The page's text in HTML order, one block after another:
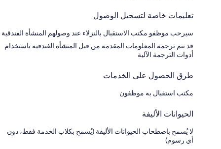
تعليمات خاصة لتسجيل الوصول
سيرحب موظفو مكتب الاستقبال بالنزلاء عند وصولهم المنشأة الفندقية
قد تتم ترجمة المعلومات المقدمة من قبل المنشأة الفندقية باستخدام
أدوات الترجمة الآلية
طرق الحصول على الخدمات
مكتب استقبال به موظفون
الحيوانات الأليفة
لا يُسمح باصطحاب الحيوانات الأليفة (يُسمح بكلاب الخدمة فقط، دون
أي رسوم)